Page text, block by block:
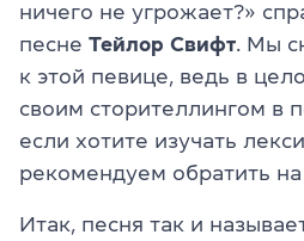
ничего не угрожает?»
песне Тейлор Свифт. Мы
к этой певице, ведь в
своим сторителлингом в
если хотите изучать
рекомендуем обратить
Итак, песня так и